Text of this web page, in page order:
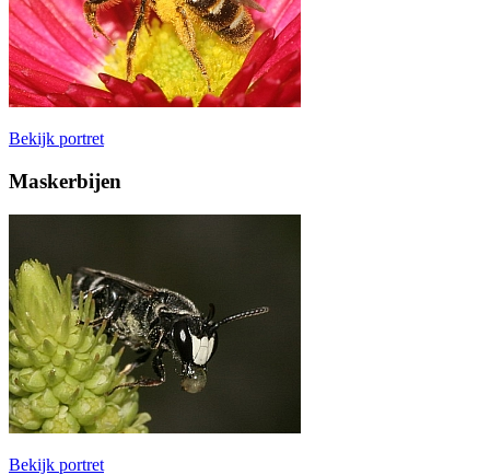
Bekijk portret
Maskerbijen
Bekijk portret